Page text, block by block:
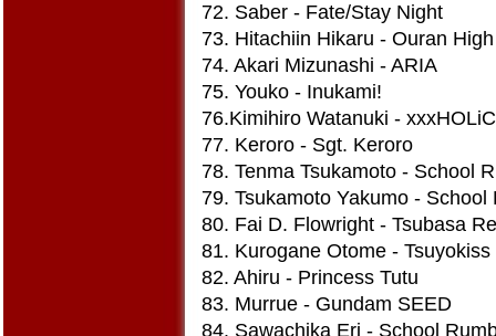
72. Saber - Fate/Stay Night
73. Hitachiin Hikaru - Ouran
74. Akari Mizunashi - ARIA
75. Youko - Inukami!
76.Kimihiro Watanuki - xxxHOLiC
77. Keroro - Sgt. Keroro
78. Tenma Tsukamoto - School
79. Tsukamoto Yakumo - School
80. Fai D. Flowright - Tsubasa
81. Kurogane Otome -
82. Ahiru - Princess Tutu
83. Murrue - Gundam SEED
84. Sawachika Eri - School